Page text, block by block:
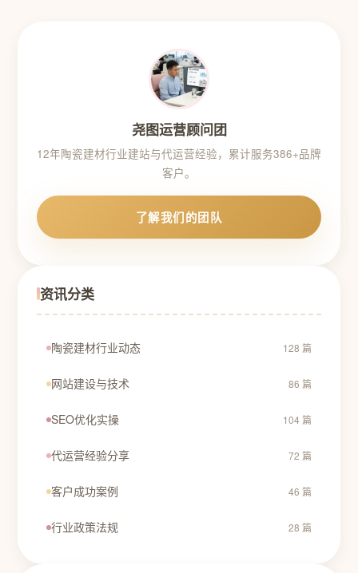
尧图运营顾问团
12年陶瓷建材行业建站与代运营经验，累计服务386+品牌
客户。
了解我们的团队
资讯分类
陶瓷建材行业动态 128 篇
网站建设与技术 86 篇
SEO优化实操 104 篇
代运营经验分享 72 篇
客户成功案例 46 篇
行业政策法规 28 篇